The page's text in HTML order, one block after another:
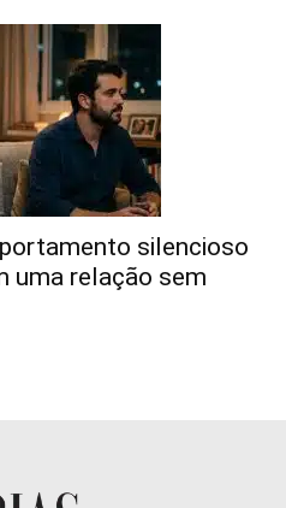
silencioso
uma relação sem